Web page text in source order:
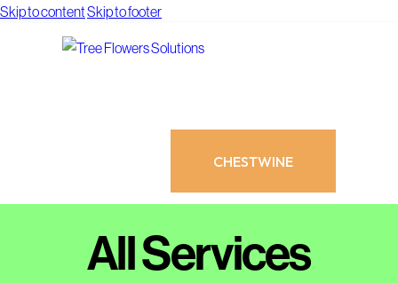
Skip to contentSkip to footer
CHESTWINE
All Services